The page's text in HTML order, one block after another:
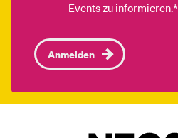
Events zu informieren.*
Anmelden